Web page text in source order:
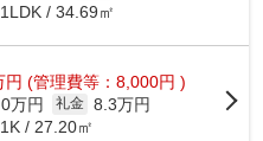
/ 34.69㎡
円 (管理費等：8,000円 )
0万円 礼金 8.3万円
/ 27.20㎡